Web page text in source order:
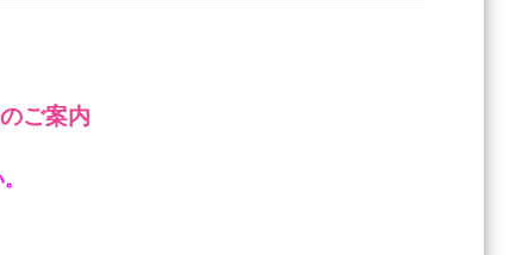
ご案内